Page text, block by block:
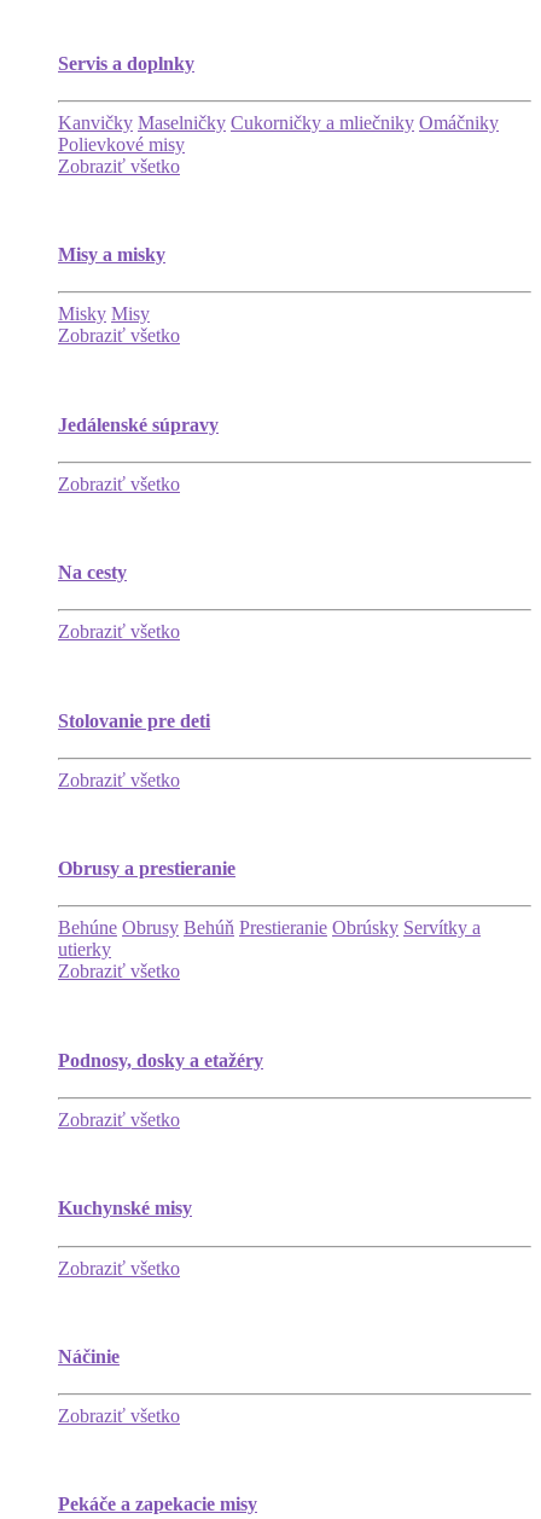
Servis a doplnky
Kanvičky Maselničky Cukorničky a mliečniky Omáčniky
Polievkové misy
Zobraziť všetko
Misy a misky
Misky Misy
Zobraziť všetko
Jedálenské súpravy
Zobraziť všetko
Na cesty
Zobraziť všetko
Stolovanie pre deti
Zobraziť všetko
Obrusy a prestieranie
Behúne Obrusy Behúň Prestieranie Obrúsky Servítky a
utierky
Zobraziť všetko
Podnosy, dosky a etažéry
Zobraziť všetko
Kuchynské misy
Zobraziť všetko
Náčinie
Zobraziť všetko
Pekáče a zapekacie misy